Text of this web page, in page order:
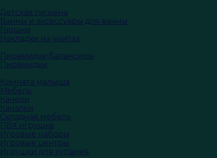
Детская гигиена
Ванны и аксессуары для ванны
Горшки
Накладки на унитаз
Пирамидки,балансиры
Пирамидки
Комната малыша
Мебель
Качели
Качалки
Складная мебель
ПВХ игрушка
Игровые наборы
Игровые центры
Игрушки для купания